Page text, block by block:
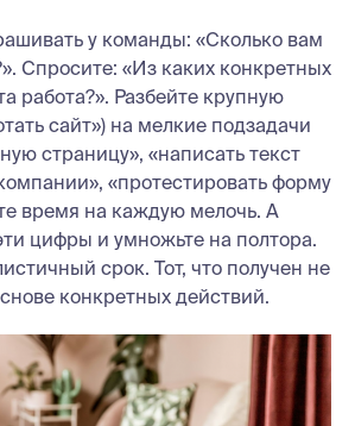
у команды: «Сколько вам
Спросите: «Из каких конкретных
работа?». Разбейте крупную
сайт») на мелкие подзадачи
страницу», «написать текст
«протестировать форму
время на каждую мелочь. А
цифры и умножьте на полтора.
срок. Тот, что получен не
конкретных действий.